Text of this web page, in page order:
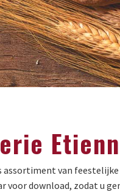
van
voor download, zodat u